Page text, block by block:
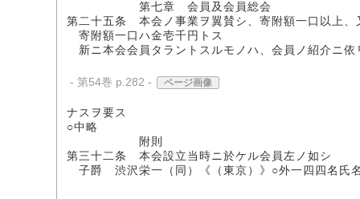
第七章 会員及会員総会
第二十五条 本会ノ事業ヲ翼賛シ、寄附額一口以上
寄附額一口ハ金壱千円トス
新ニ本会会員タラントスルモノハ、会員ノ紹介ニ依
- 第54巻 p.282 - ページ画像
ナスヲ要ス
○中略
附則
第三十二条 本会設立当時ニ於ケル会員左ノ如シ
子爵 渋沢栄一（同）《（東京）》○外一四四名氏